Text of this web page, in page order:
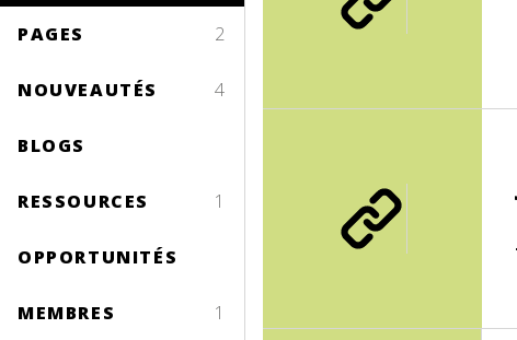
PAGES 2
NOUVEAUTÉS 4
BLOGS
RESSOURCES 1
OPPORTUNITÉS
MEMBRES 1